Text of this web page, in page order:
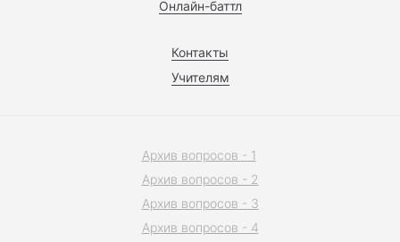
Онлайн-баттл
Контакты
Учителям
Архив вопросов - 1
Архив вопросов - 2
Архив вопросов - 3
Архив вопросов - 4